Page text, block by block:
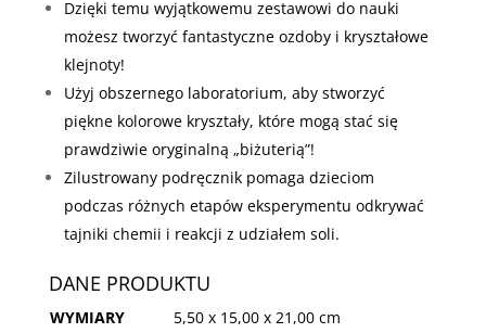
Dzięki temu wyjątkowemu zestawowi do nauki
możesz tworzyć fantastyczne ozdoby i kryształowe
klejnoty!
Użyj obszernego laboratorium, aby stworzyć
piękne kolorowe kryształy, które mogą stać się
prawdziwie oryginalną „biżuterią”!
Zilustrowany podręcznik pomaga dzieciom
podczas różnych etapów eksperymentu odkrywać
tajniki chemii i reakcji z udziałem soli.
DANE PRODUKTU
WYMIARY
5,50 x 15,00 x 21,00 cm